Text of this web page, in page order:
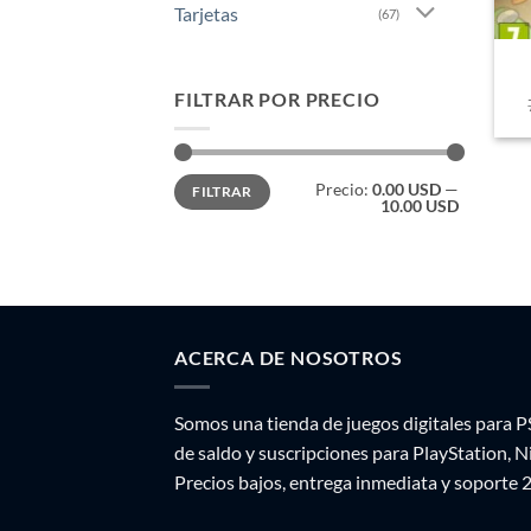
Tarjetas (67)
FILTRAR POR PRECIO
Precio
mínimo
Precio
máximo
FILTRAR Precio: 0.00 USD —
10.00 USD
ACERCA DE NOSOTROS
Somos una tienda de juegos digitales para
de saldo y suscripciones para PlayStation,
Precios bajos, entrega inmediata y soporte